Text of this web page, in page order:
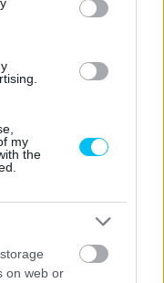
my
the
on web or